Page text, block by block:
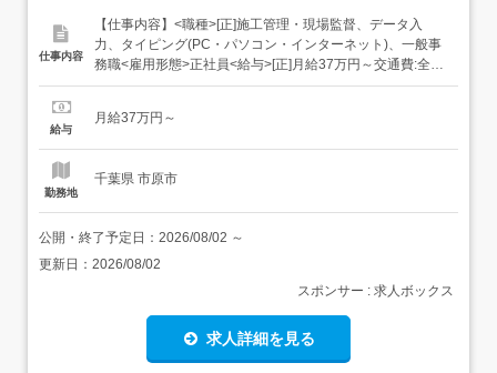
仕事内容
【仕事内容】<職種>[正]施工管理・現場監督、データ入
力、タイピング(PC・パソコン・インターネット)、一般事
務職<雇用形態>正社員<給与>[正]月給37万円～交通費:全額
支給 [正]には、固定残業代:49,143円 20時間相当分が含ま
支払いします。 試用期間:3ヶ月/正社員/月給37万円月給額
給与
月給37万円～
勤務地
千葉県 市原市
公開・終了予定日： 2026/08/02 ～
更新日： 2026/08/02
スポンサー : 求人ボックス
求人詳細を見る